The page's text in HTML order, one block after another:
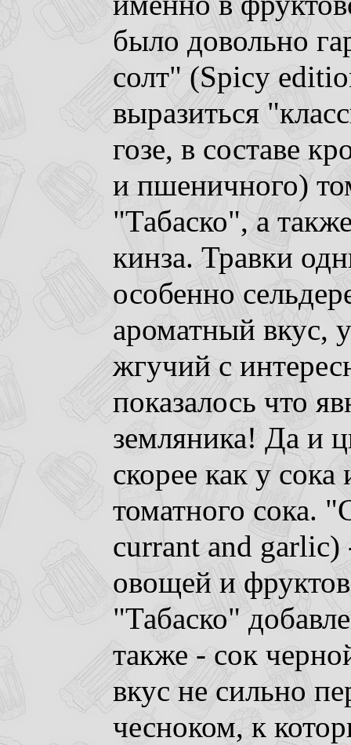
было довольно
солт" (Spicy
выразиться
гозе, в составе
и пшеничного)
"Табаско", а
кинза. Травки
особенно
ароматный вкус,
жгучий с
показалось что
земляника! Да и
скорее как у сока
томатного сока.
currant and garlic)
овощей и
"Табаско"
также - сок
вкус не сильно
чесноком, к